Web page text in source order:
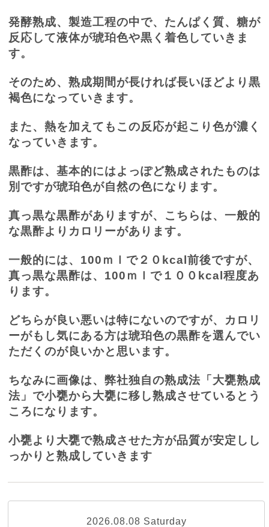
発酵熟成、製造工程の中で、たんぱく質、糖が
反応して液体が琥珀色や黒く着色していきま
す。
そのため、熟成期間が長ければ長いほどより黒
褐色になっていきます。
また、熱を加えてもこの反応が起こり色が濃く
なっていきます。
黒酢は、基本的にはよっぽど熟成されたものは
別ですが琥珀色が自然の色になります。
真っ黒な黒酢がありますが、こちらは、一般的
な黒酢よりカロリーがあります。
一般的には、 100 ｍｌで２０ kcal前後ですが、
真っ黒な黒酢は、 100 ｍｌで１００ kcal程度あ
ります。
どちらが良い悪いは特にないのですが、カロリ
ーがもし気にある方は琥珀色の黒酢を選んでい
ただくのが良いかと思います。
ちなみに画像は、弊社独自の熟成法「大甕熟成
法」で小甕から大甕に移し熟成させているとう
ころになります。
小甕より大甕で熟成させた方が品質が安定しし
っかりと熟成していきます
2026.08.08 Saturday